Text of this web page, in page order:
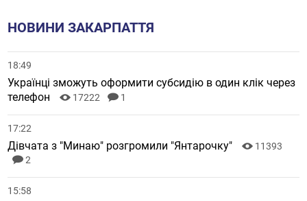
НОВИНИ ЗАКАРПАТТЯ
18:49
Українці зможуть оформити субсидію в один клік через
телефон
17222 1
17:22
Дівчата з "Минаю" розгромили "Янтарочку"
11393
2
15:58